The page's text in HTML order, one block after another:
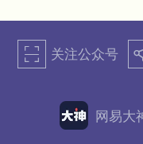
򰀁 关注公众号
网易大